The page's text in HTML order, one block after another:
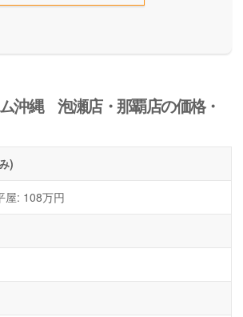
沖縄 泡瀬店・那覇店の価格・
)
屋: 108万円